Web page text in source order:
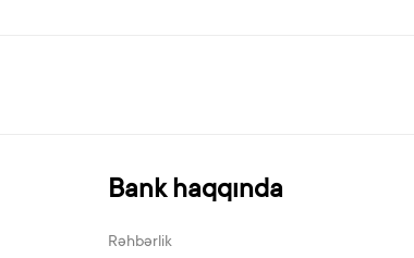
Bank haqqında
Rəhbərlik